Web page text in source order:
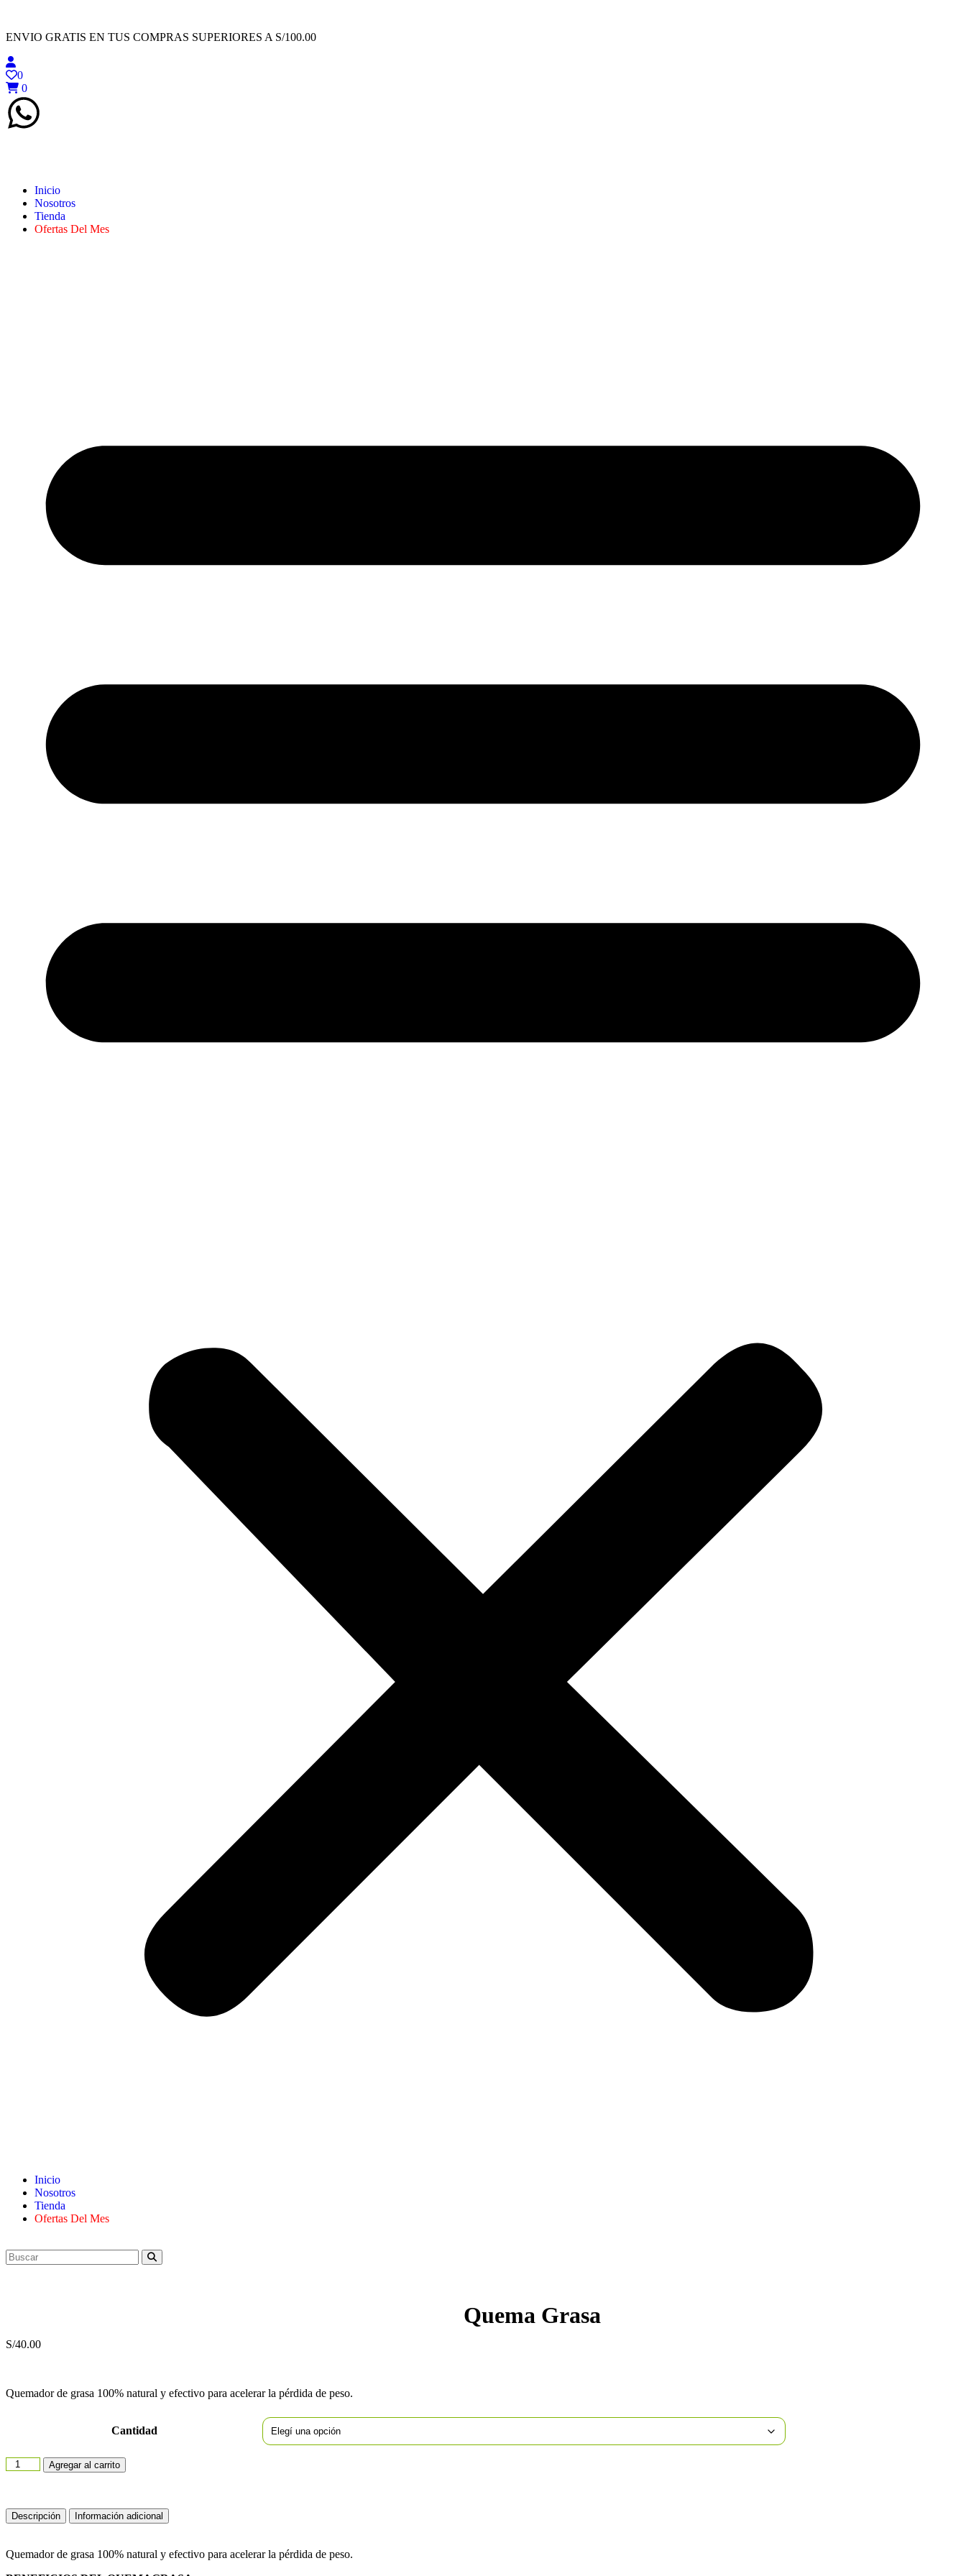
ENVIO GRATIS EN TUS COMPRAS SUPERIORES A S/100.00
0
0
Inicio
Nosotros
Tienda
Ofertas Del Mes
Inicio
Nosotros
Tienda
Ofertas Del Mes
Quema Grasa
S/40.00
Quemador de grasa 100% natural y efectivo para acelerar la pérdida de peso.
Cantidad
Agregar al carrito
Descripción Información adicional
Quemador de grasa 100% natural y efectivo para acelerar la pérdida de peso.